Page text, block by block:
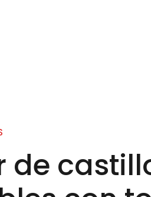
de